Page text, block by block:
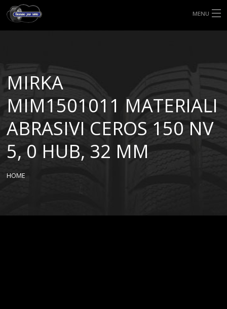
MENU
MISURE GOMME
BLOG
SHOP
MIRKA
MIM1501011 MATERIALI
ABRASIVI CEROS 150 NV
5, 0 HUB, 32 MM
HOME